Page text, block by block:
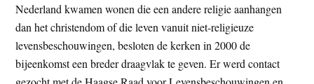
Nederland kwamen wonen die een andere religie aanhangen
dan het christendom of die leven vanuit niet-religieuze
levensbeschouwingen, besloten de kerken in 2000 de
bijeenkomst een breder draagvlak te geven. Er werd contact